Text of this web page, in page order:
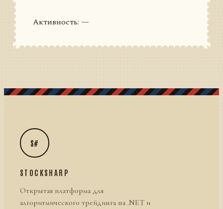
Активность: —
S#
STOCKSHARP
Открытая платформа для
алгоритмического трейдинга на .NET и